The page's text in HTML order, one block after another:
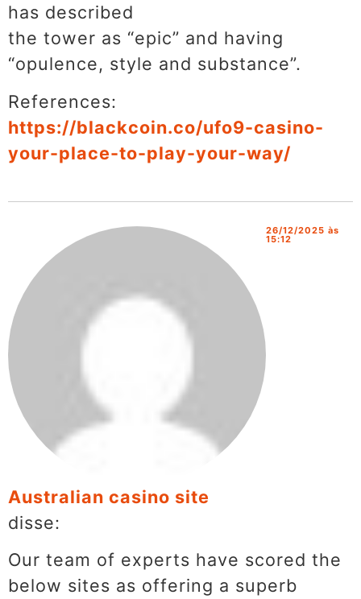
has described
the tower as “epic” and having
“opulence, style and substance”.
References:
https://blackcoin.co/ufo9-casino-
your-place-to-play-your-way/
Australian casino site
disse:
26/12/2025 às
15:12
Our team of experts have scored the
below sites as offering a superb